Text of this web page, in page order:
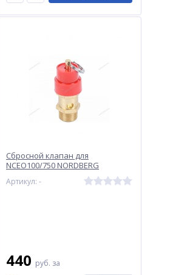
Сбросной клапан для
NCEO100/750 NORDBERG
Артикул: -
440 руб. за